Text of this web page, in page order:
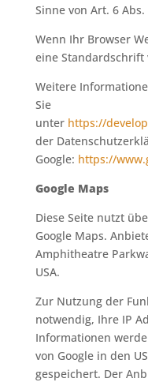
Sinne von Art. 6
Wenn Ihr Browser
eine Standardschrift
Weitere
Sie
unter https://
der
Google: https://
Google Maps
Diese Seite nutzt
Google Maps.
Amphitheatre
USA.
Zur Nutzung der
notwendig, Ihre IP
Informationen
von Google in den
gespeichert. Der